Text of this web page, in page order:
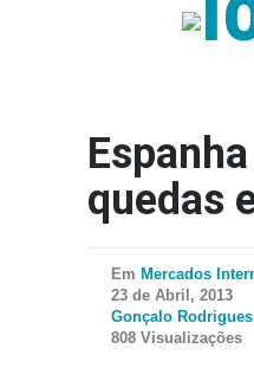
quedas
Em Mercados
23 de Abril, 2013
Gonçalo Rodrigues
808 Visualizações